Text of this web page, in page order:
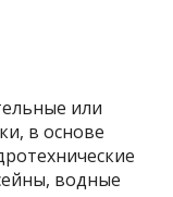
или
в основе
водные